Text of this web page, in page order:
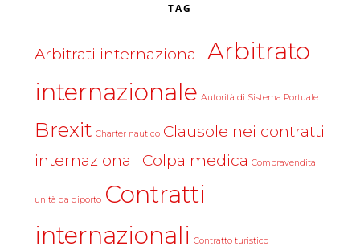
TAG
Arbitrati internazionali Arbitrato
internazionale Autorità di Sistema Portuale
Brexit Charter nautico Clausole nei contratti
internazionali Colpa medica Compravendita
unità da diporto Contratti
internazionali Contratto turistico